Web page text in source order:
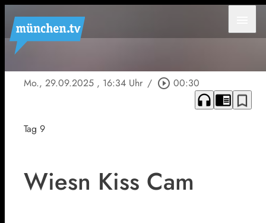
Mo., 29.09.2025 , 16:34 Uhr / play_circle_outline 00:30
headphones chrome_reader_mode bookmark_border
Tag 9
Wiesn Kiss Cam